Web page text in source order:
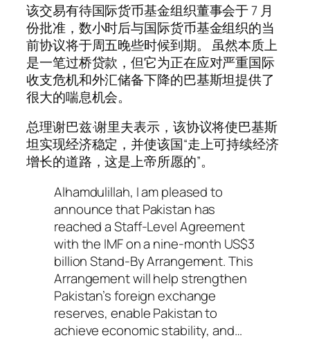
该交易有待国际货币基金组织董事会于 7 月
份批准，数小时后与国际货币基金组织的当
前协议将于周五晚些时候到期。 虽然本质上
是一笔过桥贷款，但它为正在应对严重国际
收支危机和外汇储备下降的巴基斯坦提供了
很大的喘息机会。
总理谢巴兹·谢里夫表示，该协议将使巴基斯
坦实现经济稳定，并使该国“走上可持续经济
增长的道路，这是上帝所愿的”。
Alhamdulillah, I am pleased to
announce that Pakistan has
reached a Staff-Level Agreement
with the IMF on a nine-month US$3
billion Stand-By Arrangement. This
Arrangement will help strengthen
Pakistan’s foreign exchange
reserves, enable Pakistan to
achieve economic stability, and…